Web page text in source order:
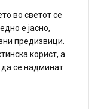
во светот се
е јасно,
предизвици.
корист, а
да се надминат